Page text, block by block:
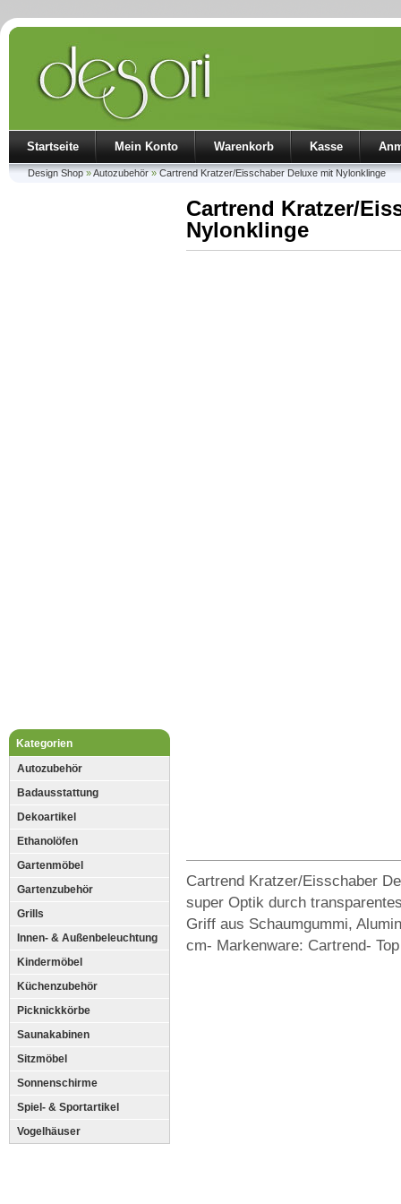
Startseite Mein Konto Warenkorb Kasse
Design Shop»Autozubehör»Cartrend Kratzer/Eisschaber Deluxe mit Nylonklinge
Kategorien
Autozubehör
Badausstattung
Dekoartikel
Ethanolöfen
Gartenmöbel
Gartenzubehör
Grills
Innen- & Außenbeleuchtung
Kindermöbel
Küchenzubehör
Picknickkörbe
Saunakabinen
Sitzmöbel
Sonnenschirme
Spiel- & Sportartikel
Vogelhäuser
Cartrend Kratzer/
Nylonklinge
Cartrend Kratzer/Eisschaber
super Optik durch
Griff aus Schaumgummi,
cm- Markenware: Cartrend-